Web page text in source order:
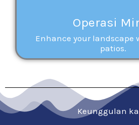
Operasi
Enhance your landscape
patios.
Keunggulan